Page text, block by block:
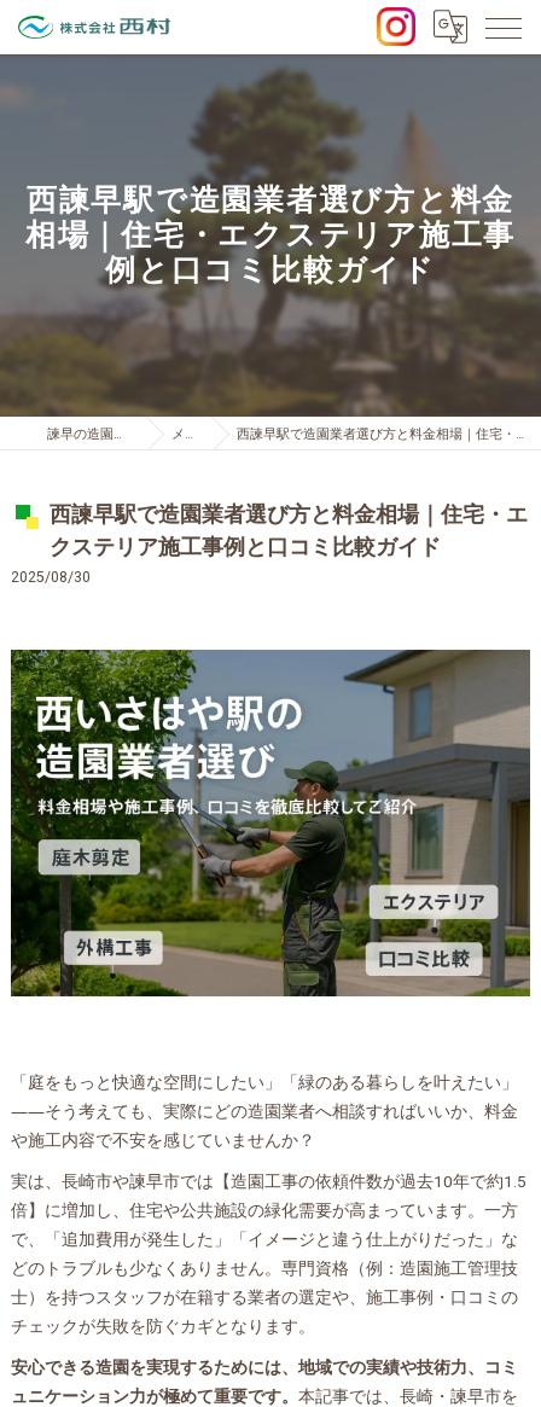
西諫早駅で造園業者選び方と料金
相場｜住宅・エクステリア施工事
例と口コミ比較ガイド
諫早の造園は株式会社西村 メディア 西諫早駅で造園業者選び方と料金相場｜住宅・エクステリア施工事例と口コミ比較ガイド
西諫早駅で造園業者選び方と料金相場｜住宅・エ
クステリア施工事例と口コミ比較ガイド
2025/08/30
「庭をもっと快適な空間にしたい」「緑のある暮らしを叶えたい」
――そう考えても、実際にどの造園業者へ相談すればいいか、料金
や施工内容で不安を感じていませんか？
実は、長崎市や諫早市では【造園工事の依頼件数が過去10年で約1.5
倍】に増加し、住宅や公共施設の緑化需要が高まっています。一方
で、「追加費用が発生した」「イメージと違う仕上がりだった」な
どのトラブルも少なくありません。専門資格（例：造園施工管理技
士）を持つスタッフが在籍する業者の選定や、施工事例・口コミの
チェックが失敗を防ぐカギとなります。
安心できる造園を実現するためには、地域での実績や技術力、コミ
ュニケーション力が極めて重要です。 本記事では、長崎・諫早市を